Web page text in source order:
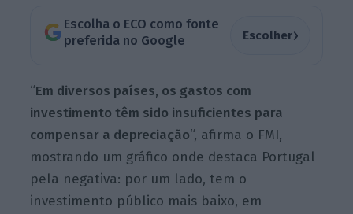
Escolha o ECO como fonte
preferida no Google
Escolher›
“Em diversos países, os gastos com
investimento têm sido insuficientes para
compensar a depreciação“, afirma o FMI,
mostrando um gráfico onde destaca Portugal
pela negativa: por um lado, tem o
investimento público mais baixo, em